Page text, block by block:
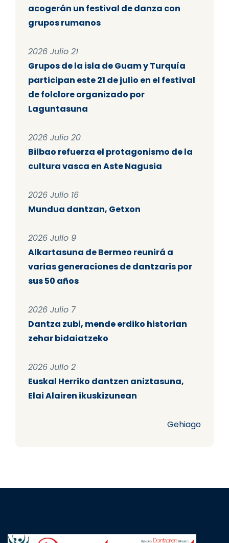
acogerán un festival de danza con
grupos rumanos
2026 Julio 21
Grupos de la isla de Guam y Turquía
participan este 21 de julio en el festival
de folclore organizado por
Laguntasuna
2026 Julio 20
Bilbao refuerza el protagonismo de la
cultura vasca en Aste Nagusia
2026 Julio 16
Mundua dantzan, Getxon
2026 Julio 9
Alkartasuna de Bermeo reunirá a
varias generaciones de dantzaris por
sus 50 años
2026 Julio 7
Dantza zubi, mende erdiko historian
zehar bidaiatzeko
2026 Julio 2
Euskal Herriko dantzen aniztasuna,
Elai Alairen ikuskizunean
Gehiago